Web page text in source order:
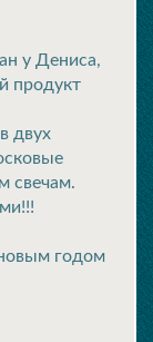
у Дениса,
продукт
двух
свечам.
годом